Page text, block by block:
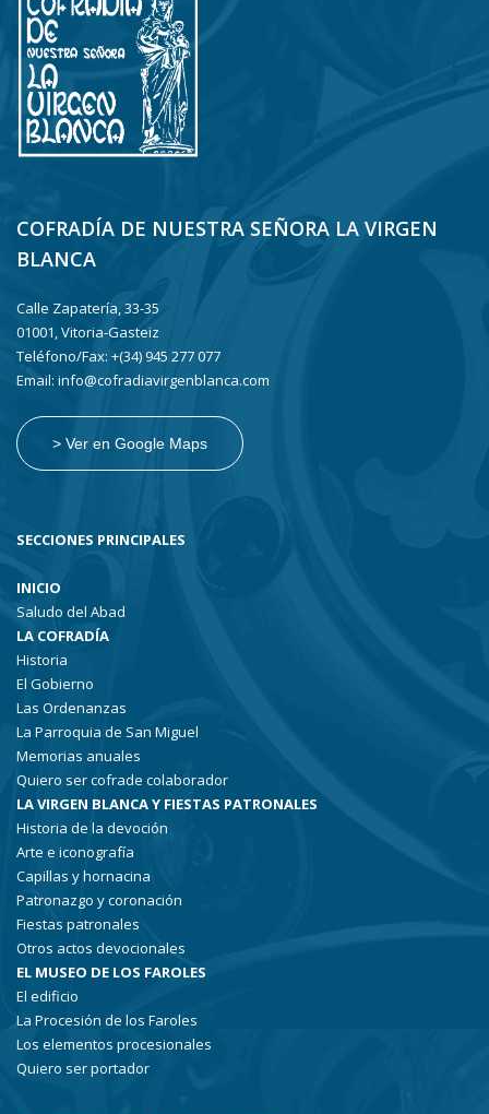
COFRADÍA DE NUESTRA SEÑORA LA VIRGEN
BLANCA
Calle Zapatería, 33-35
01001, Vitoria-Gasteiz
Teléfono/Fax: +(34) 945 277 077
Email: info@cofradiavirgenblanca.com
> Ver en Google Maps
SECCIONES PRINCIPALES
INICIO
Saludo del Abad
LA COFRADÍA
Historia
El Gobierno
Las Ordenanzas
La Parroquia de San Miguel
Memorias anuales
Quiero ser cofrade colaborador
LA VIRGEN BLANCA Y FIESTAS PATRONALES
Historia de la devoción
Arte e iconografía
Capillas y hornacina
Patronazgo y coronación
Fiestas patronales
Otros actos devocionales
EL MUSEO DE LOS FAROLES
El edificio
La Procesión de los Faroles
Los elementos procesionales
Quiero ser portador